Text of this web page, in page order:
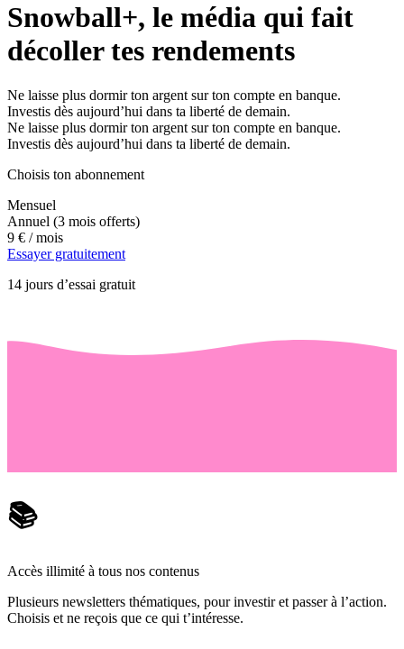
Snowball+, le média qui fait
décoller tes rendements
Ne laisse plus dormir ton argent sur ton compte en banque.
Investis dès aujourd’hui dans ta liberté de demain.
Ne laisse plus dormir ton argent sur ton compte en banque.
Investis dès aujourd’hui dans ta liberté de demain.
Choisis ton abonnement
Mensuel
Annuel (3 mois offerts)
9 € / mois
Essayer gratuitement
14 jours d’essai gratuit
📚
Accès illimité à tous nos contenus
Plusieurs newsletters thématiques, pour investir et passer à l’action.
Choisis et ne reçois que ce qui t’intéresse.